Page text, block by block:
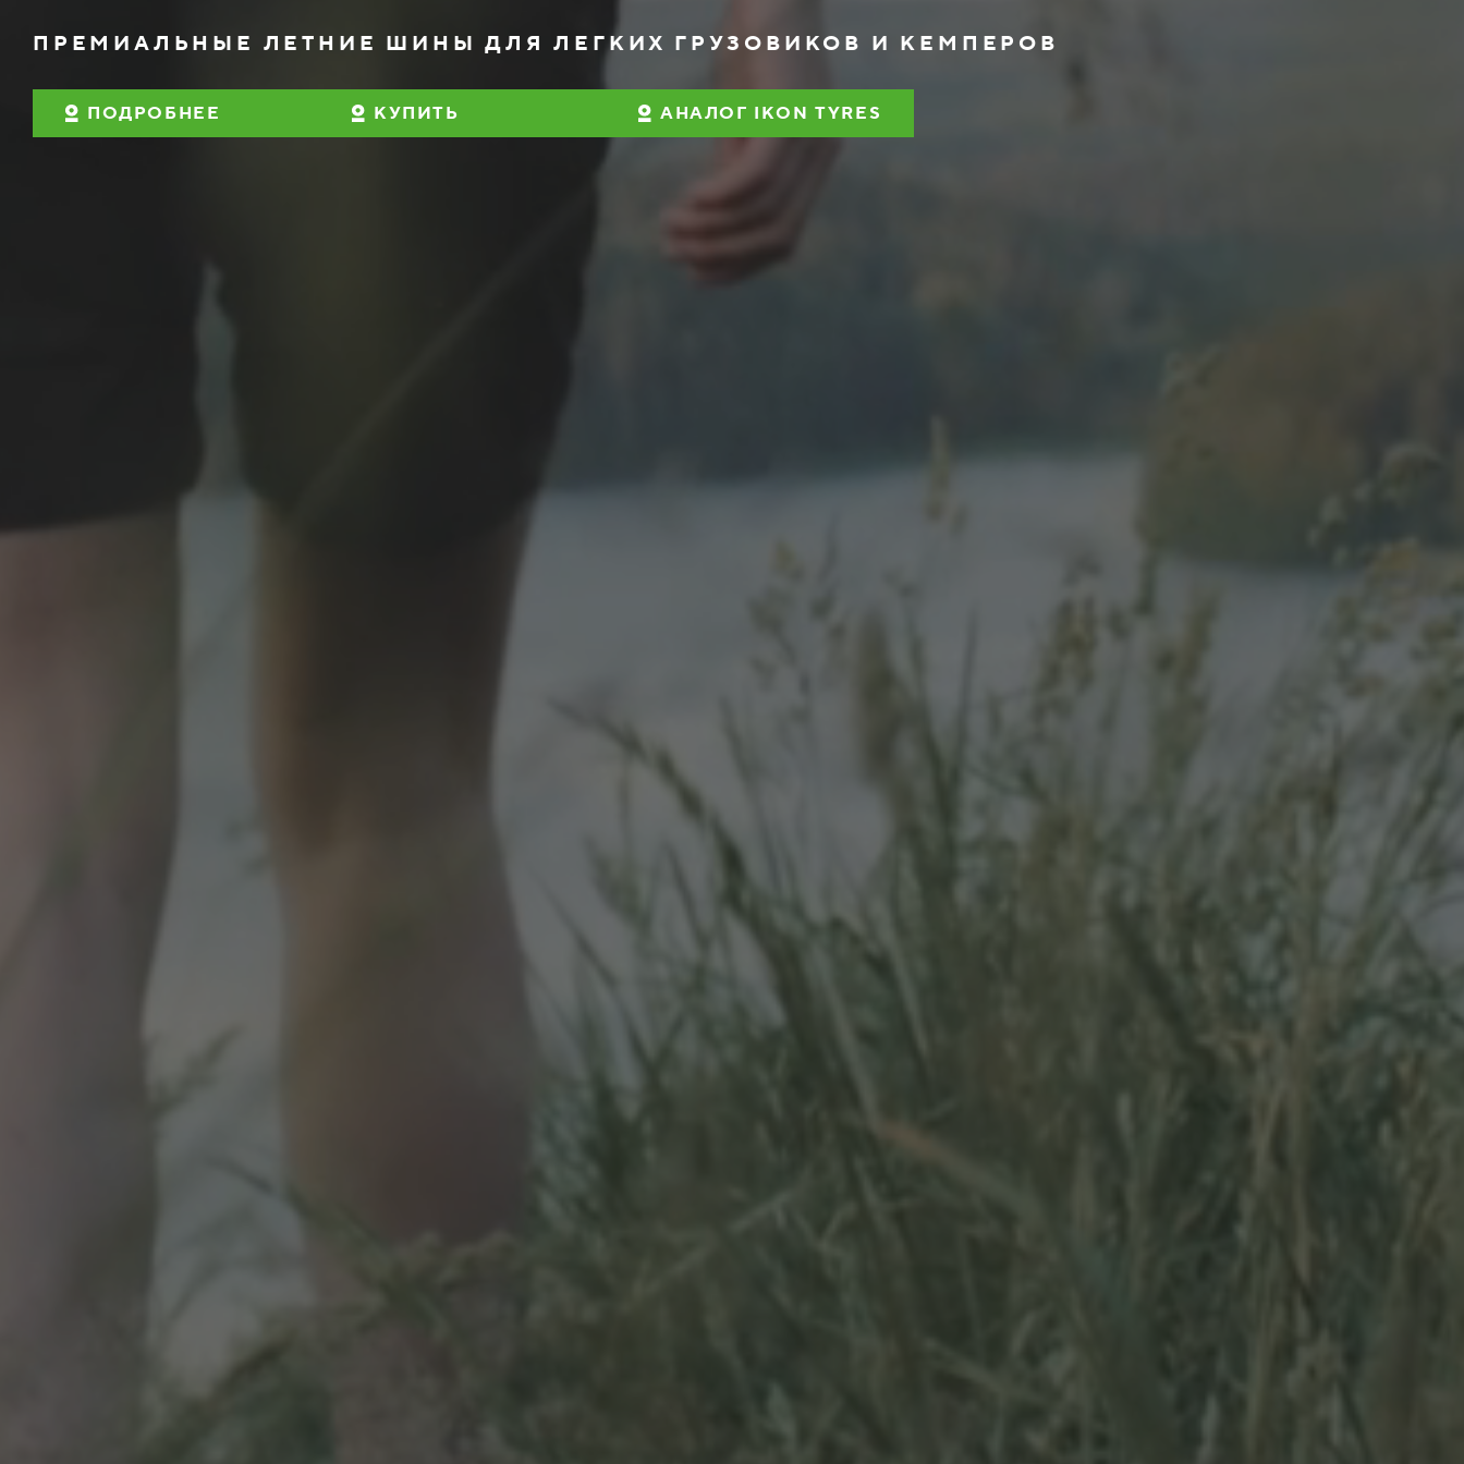
ПРЕМИАЛЬНЫЕ ЛЕТНИЕ ШИНЫ ДЛЯ ЛЕГКИХ ГРУЗОВИКОВ И КЕМПЕРОВ
ПОДРОБНЕЕ КУПИТЬ АНАЛОГ IKON TYRES